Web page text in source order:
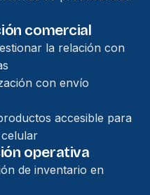
comercial
la relación con
con envío
accesible para
operativa
de inventario en